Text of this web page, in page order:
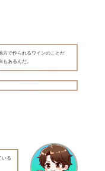
方で作られるワインのことだ
もあるんだ。
いる